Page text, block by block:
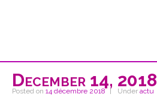
December 14, 2018
Posted on 14 décembre 2018 Under actu